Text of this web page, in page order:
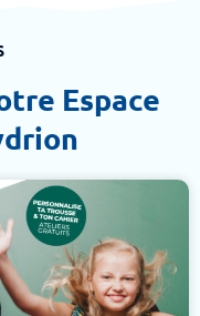
Espace